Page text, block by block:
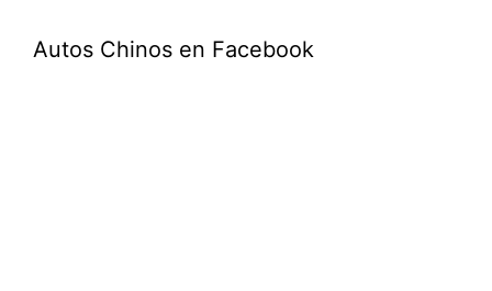
Autos Chinos en Facebook